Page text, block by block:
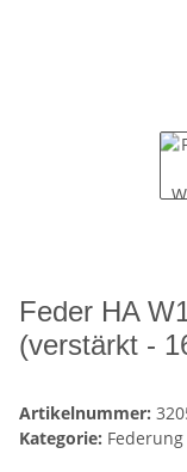
Feder HA
(verstärkt -
Artikelnummer:
Kategorie: